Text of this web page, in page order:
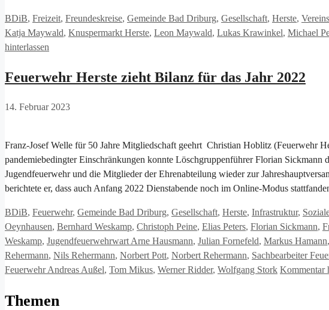
Kategorien
BDiB, Freizeit, Freundeskreise, Gemeinde Bad Driburg, Gesellschaft, Herste,
Katja Maywald, Knuspermarkt Herste, Leon Maywald, Lukas Krawinkel, Michael
hinterlassen
Feuerwehr Herste zieht Bilanz für das Jahr 2022
14. Februar 2023
Franz-Josef Welle für 50 Jahre Mitgliedschaft geehrt Christian Hoblitz (Feuerwehr
pandemiebedingter Einschränkungen konnte Löschgruppenführer Florian Sickmann
Jugendfeuerwehr und die Mitglieder der Ehrenabteilung wieder zur
berichtete er, dass auch Anfang 2022 Dienstabende noch im Online-Modus
Kategorien
BDiB, Feuerwehr, Gemeinde Bad Driburg, Gesellschaft, Herste, Infrastruktur,
Oeynhausen, Bernhard Weskamp, Christoph Peine, Elias Peters, Florian Sickmann,
Weskamp, Jugendfeuerwehrwart Arne Hausmann, Julian Fornefeld, Markus Hamann,
Rehermann, Nils Rehermann, Norbert Pott, Norbert Rehermann, Sachbearbeiter
Feuerwehr Andreas Außel, Tom Mikus, Werner Ridder, Wolfgang Stork Kommentar
Themen